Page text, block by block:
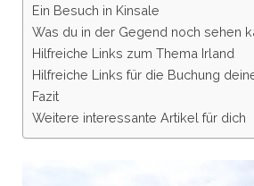
Ein Besuch in Kinsale
Was du in der Gegend noch sehen
Hilfreiche Links zum Thema Irland
Hilfreiche Links für die Buchung
Fazit
Weitere interessante Artikel für dich